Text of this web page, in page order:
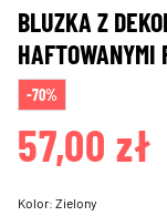
BLUZKA Z
HAFTOWANYMI
-70%
57,00 zł
Kolor:Zielony